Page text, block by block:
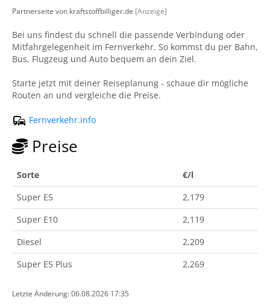
Partnerseite von kraftstoffbilliger.de [Anzeige]
Bei uns findest du schnell die passende Verbindung oder
Mitfahrgelegenheit im Fernverkehr. So kommst du per Bahn,
Bus, Flugzeug und Auto bequem an dein Ziel.
Starte jetzt mit deiner Reiseplanung - schaue dir mögliche
Routen an und vergleiche die Preise.
Fernverkehr.info
Preise
Sorte
€/l
Super E5
2,179
Super E10
2,119
Diesel
2,209
Super E5 Plus
2,269
Letzte Änderung: 06.08.2026 17:35